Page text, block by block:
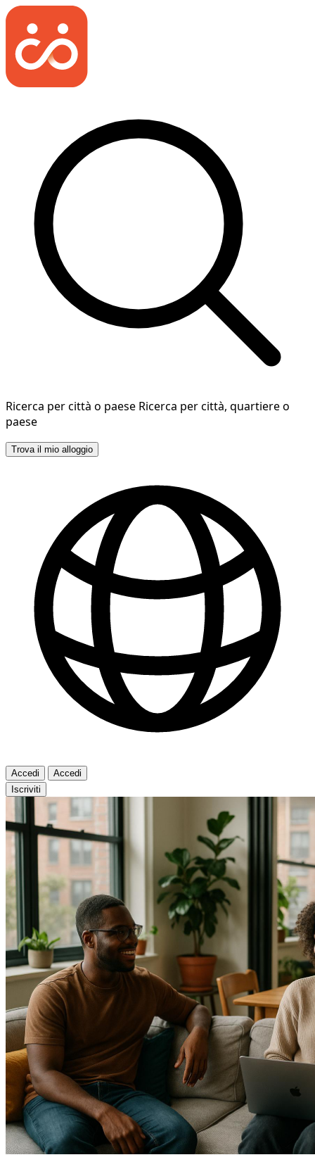
Ricerca per città o paese Ricerca per città, quartiere o
paese
Trova il mio alloggio
Accedi
Accedi
Iscriviti